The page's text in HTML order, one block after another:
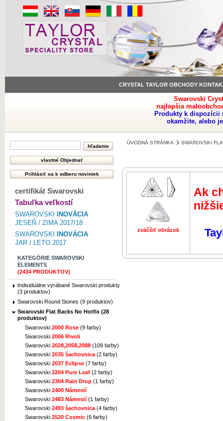
CRYSTAL TAYLOR OBCHODY
Swarovski
najlepšia
Produkty k dispozícii
okamžite, alebo
certifikát Swarovski
Tabuľka veľkostí
SWAROVSKI
INOVÁCIA
JESEŇ / ZIMA 2017/18
SWAROVSKI
INOVÁCIA
JAR / LETO 2017
KATEGÓRIE SWAROVSKI
ELEMENTS
(2434 PRODUKTOV)
Individuálne vyrábané Swarovski produkty
(3 produktov)
Swarovski Round Stones (9 produktov)
Swarovski Flat Backs No Hotfix (28
produktov)
Swarovski 2000 Rose (9 farby)
Swarovski 2006 Rivoli
Swarovski 2028,2058,2088 (109 farby)
Swarovski 2035 šachovnica (2 farby)
Swarovski 2037 Eclipse (7 farby)
Swarovski 2204 Pure Leaf (2 farby)
Swarovski 2304 Rain Drop (1 farby)
Swarovski 2400 Námestí
Swarovski 2483 Námestí (1 farby)
Swarovski 2493 šachovnica (4 farby)
Swarovski 2520 Cosmic (6 farby)
ÚVODNÁ STRÁNKA SWAROVSKI
zväčšiť obrázok zväčšiť
Ak